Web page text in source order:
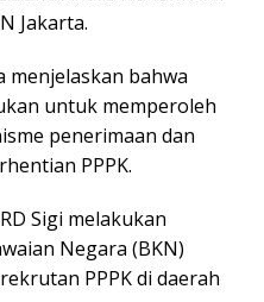
Jakarta.
menjelaskan bahwa
untuk memperoleh
penerimaan dan
PPPK.
Sigi melakukan
Negara (BKN)
PPPK di daerah